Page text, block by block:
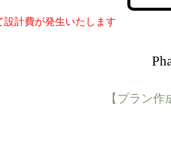
計費が発生いたします
【プラン